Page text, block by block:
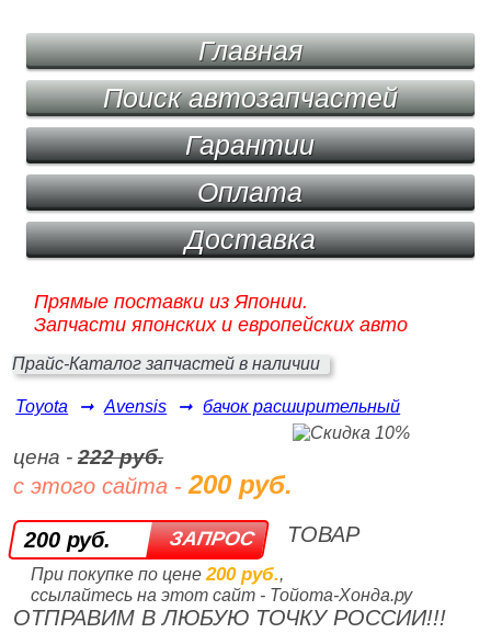
Главная
Поиск автозапчастей
Гарантии
Оплата
Доставка
Прямые поставки из Японии.
Запчасти японских и европейских авто
Прайс-Каталог запчастей в наличии
Toyota ➞ Avensis ➞ бачок расширительный
цена -222 руб.
с этого сайта -200 руб.
200 руб.
При покупке по цене 200 руб.,
ссылайтесь на этот сайт - Тойота-Хонда.ру
ТОВАР
ОТПРАВИМ В ЛЮБУЮ ТОЧКУ РОССИИ!!!